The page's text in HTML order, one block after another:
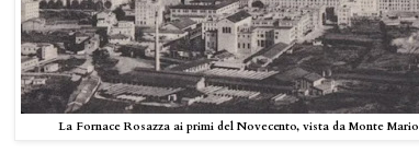
La Fornace Rosazza ai primi del Novecento, vista da Monte Mario